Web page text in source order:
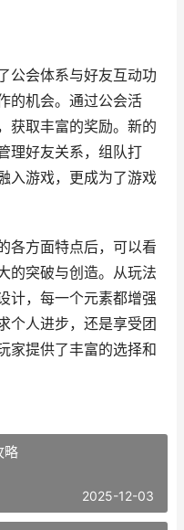
公会体系与好友互动功
的机会。通过公会活
获取丰富的奖励。新的
理好友关系，组队打
入游戏，更成为了游戏
各方面特点后，可以看
的突破与创造。从玩法
计，每一个元素都增强
个人进步，还是享受团
家提供了丰富的选择和
略
2025-12-03